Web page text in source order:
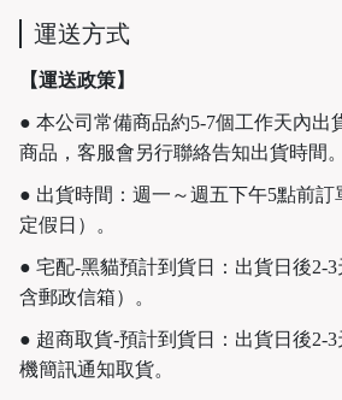
運送方式
【運送政策】
● 本公司常備商品約5-7個工作天內出
商品，客服會另行聯絡告知出貨時間。
● 出貨時間：週一～週五下午5點前訂
定假日）。
● 宅配-黑貓預計到貨日：出貨日後2-
含郵政信箱）。
● 超商取貨-預計到貨日：出貨日後2-
機簡訊通知取貨。